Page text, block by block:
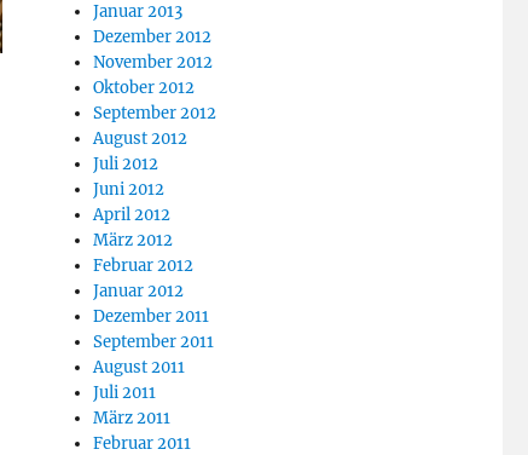
Januar 2013
Dezember 2012
November 2012
Oktober 2012
September 2012
August 2012
Juli 2012
Juni 2012
April 2012
März 2012
Februar 2012
Januar 2012
Dezember 2011
September 2011
August 2011
Juli 2011
März 2011
Februar 2011